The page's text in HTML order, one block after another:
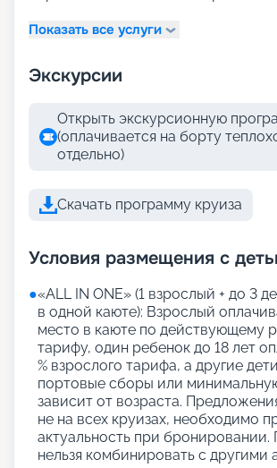
Показать все услуги
Экскурсии
Открыть экскурсионную
(оплачивается на борту
отдельно)
Скачать программу круиза
Условия размещения с
●«АLL IN ONE» (1 взрослый + до 3
в одной каюте): Взрослый
место в каюте по действующему
тарифу, один ребенок до 18 лет
% взрослого тарифа, а другие
портовые сборы или
зависит от возраста.
не на всех круизах, необходимо
актуальность при
нельзя комбинировать с другими